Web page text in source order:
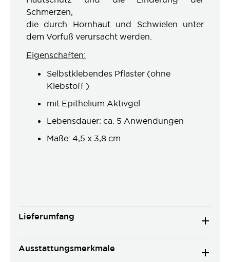
Schmerzen,
die durch Hornhaut und Schwielen unter
dem Vorfuß verursacht werden.
Eigenschaften:
Selbstklebendes Pflaster (ohne
Klebstoff )
mit Epithelium Aktivgel
Lebensdauer: ca. 5 Anwendungen
Maße: 4,5 x 3,8 cm
Lieferumfang
Ausstattungsmerkmale